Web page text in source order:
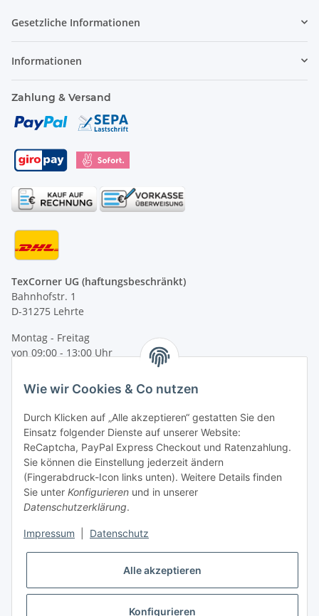
Gesetzliche Informationen
Informationen
Zahlung & Versand
TexCorner UG (haftungsbeschränkt)
Bahnhofstr. 1
D-31275 Lehrte
Montag - Freitag
von 09:00 - 13:00 Uhr
Tel: +49 (0) 5132 8230689
E-Mail:mail@texcorner.de
Vertrag widerrufen
Wie wir Cookies & Co nutzen
Durch Klicken auf „Alle akzeptieren“ gestatten Sie den
Einsatz folgender Dienste auf unserer Website:
ReCaptcha, PayPal Express Checkout und Ratenzahlung.
Sie können die Einstellung jederzeit ändern
(Fingerabdruck-Icon links unten). Weitere Details finden
Sie unter Konfigurieren und in unserer
Datenschutzerklärung.
Impressum Datenschutz
Alle akzeptieren
Konfigurieren